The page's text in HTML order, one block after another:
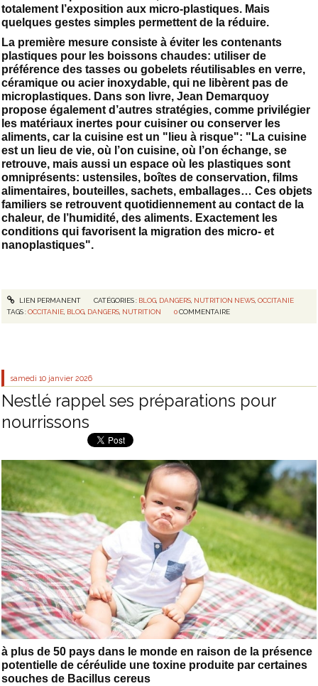
totalement l’exposition aux micro-plastiques. Mais
quelques gestes simples permettent de la réduire.
La première mesure consiste à éviter les contenants
plastiques pour les boissons chaudes: utiliser de
préférence des tasses ou gobelets réutilisables en verre,
céramique ou acier inoxydable, qui ne libèrent pas de
microplastiques. Dans son livre, Jean Demarquoy
propose également d’autres stratégies, comme privilégier
les matériaux inertes pour cuisiner ou conserver les
aliments, car la cuisine est un "lieu à risque": "La cuisine
est un lieu de vie, où l’on cuisine, où l’on échange, se
retrouve, mais aussi un espace où les plastiques sont
omniprésents: ustensiles, boîtes de conservation, films
alimentaires, bouteilles, sachets, emballages… Ces objets
familiers se retrouvent quotidiennement au contact de la
chaleur, de l’humidité, des aliments. Exactement les
conditions qui favorisent la migration des micro- et
nanoplastiques".
LIEN PERMANENT CATÉGORIES : BLOG, DANGERS, NUTRITION NEWS, OCCITANIE
TAGS :OCCITANIE, BLOG, DANGERS, NUTRITION 0 COMMENTAIRE
samedi 10 janvier 2026
Nestlé rappel ses préparations pour
nourrissons
à plus de 50 pays dans le monde en raison de la présence
potentielle de céréulide une toxine produite par certaines
souches de Bacillus cereus